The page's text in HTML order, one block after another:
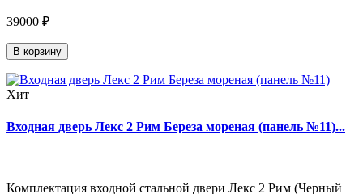
39000 ₽
В корзину
Хит
Входная дверь Лекс 2 Рим Береза мореная (панель №11)...
Комплектация входной стальной двери Лекс 2 Рим (Черный